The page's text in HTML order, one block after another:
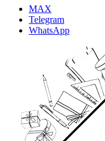
MAX
Telegram
WhatsApp